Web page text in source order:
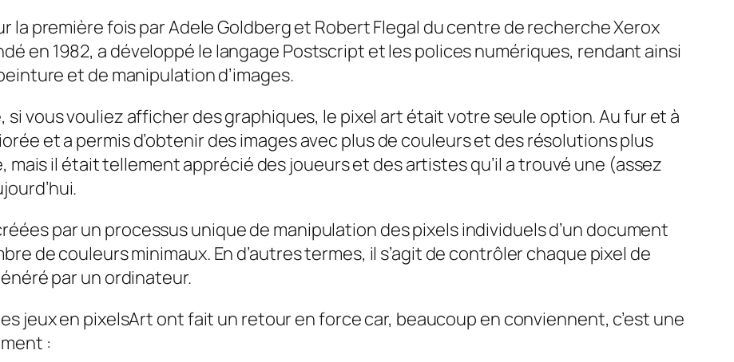
la première fois par Adele Goldberg et Robert Flegal du centre de recherche Xerox
en 1982, a développé le langage Postscript et les polices numériques, rendant ainsi
et de manipulation d’images.
si vous vouliez afficher des graphiques, le pixel art était votre seule option. Au fur et à
et a permis d’obtenir des images avec plus de couleurs et des résolutions plus
il était tellement apprécié des joueurs et des artistes qu’il a trouvé une (assez
par un processus unique de manipulation des pixels individuels d’un document
de couleurs minimaux. En d’autres termes, il s’agit de contrôler chaque pixel de
par un ordinateur.
jeux en pixelsArt ont fait un retour en force car, beaucoup en conviennent, c’est une
: